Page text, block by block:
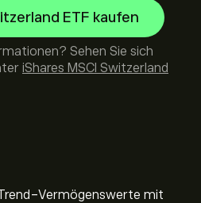
Vermögenswerte mit
ETF kaufen
Sehen Sie sich
iShares MSCI Switzerland